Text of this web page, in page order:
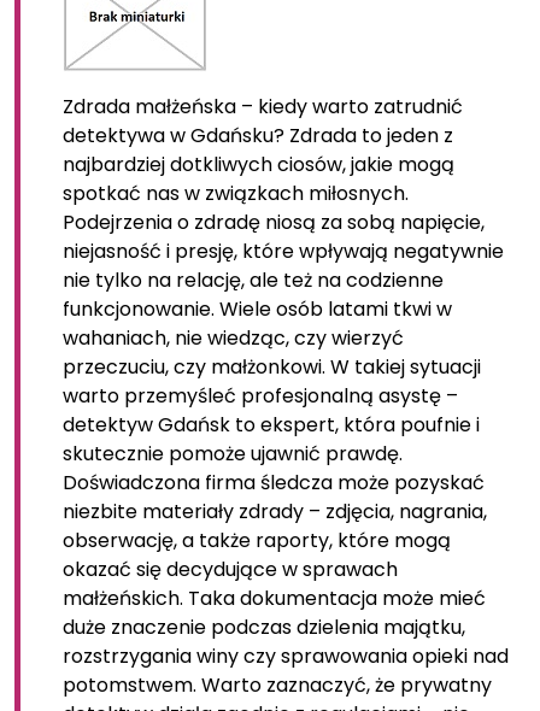
Zdrada małżeńska – kiedy warto zatrudnić
detektywa w Gdańsku? Zdrada to jeden z
najbardziej dotkliwych ciosów, jakie mogą
spotkać nas w związkach miłosnych.
Podejrzenia o zdradę niosą za sobą napięcie,
niejasność i presję, które wpływają negatywnie
nie tylko na relację, ale też na codzienne
funkcjonowanie. Wiele osób latami tkwi w
wahaniach, nie wiedząc, czy wierzyć
przeczuciu, czy małżonkowi. W takiej sytuacji
warto przemyśleć profesjonalną asystę –
detektyw Gdańsk to ekspert, która poufnie i
skutecznie pomoże ujawnić prawdę.
Doświadczona firma śledcza może pozyskać
niezbite materiały zdrady – zdjęcia, nagrania,
obserwację, a także raporty, które mogą
okazać się decydujące w sprawach
małżeńskich. Taka dokumentacja może mieć
duże znaczenie podczas dzielenia majątku,
rozstrzygania winy czy sprawowania opieki nad
potomstwem. Warto zaznaczyć, że prywatny